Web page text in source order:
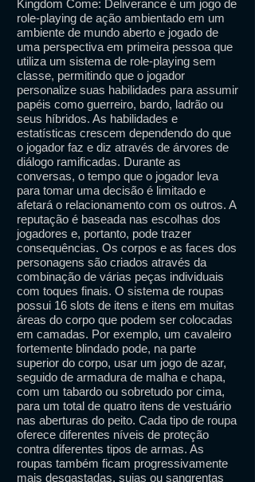
Kingdom Come: Deliverance é um jogo de
role-playing de ação ambientado em um
ambiente de mundo aberto e jogado de
uma perspectiva em primeira pessoa que
utiliza um sistema de role-playing sem
classe, permitindo que o jogador
personalize suas habilidades para assumir
papéis como guerreiro, bardo, ladrão ou
seus híbridos. As habilidades e
estatísticas crescem dependendo do que
o jogador faz e diz através de árvores de
diálogo ramificadas. Durante as
conversas, o tempo que o jogador leva
para tomar uma decisão é limitado e
afetará o relacionamento com os outros. A
reputação é baseada nas escolhas dos
jogadores e, portanto, pode trazer
consequências. Os corpos e as faces dos
personagens são criados através da
combinação de várias peças individuais
com toques finais. O sistema de roupas
possui 16 slots de itens e itens em muitas
áreas do corpo que podem ser colocadas
em camadas. Por exemplo, um cavaleiro
fortemente blindado pode, na parte
superior do corpo, usar um jogo de azar,
seguido de armadura de malha e chapa,
com um tabardo ou sobretudo por cima,
para um total de quatro itens de vestuário
nas aberturas do peito. Cada tipo de roupa
oferece diferentes níveis de proteção
contra diferentes tipos de armas. As
roupas também ficam progressivamente
mais desgastadas, sujas ou sangrentas